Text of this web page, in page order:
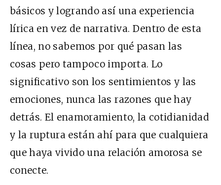
básicos y logrando así una experiencia
lírica en vez de narrativa. Dentro de esta
línea, no sabemos por qué pasan las
cosas pero tampoco importa. Lo
significativo son los sentimientos y las
emociones, nunca las razones que hay
detrás. El enamoramiento, la cotidianidad
y la ruptura están ahí para que cualquiera
que haya vivido una relación amorosa se
conecte.